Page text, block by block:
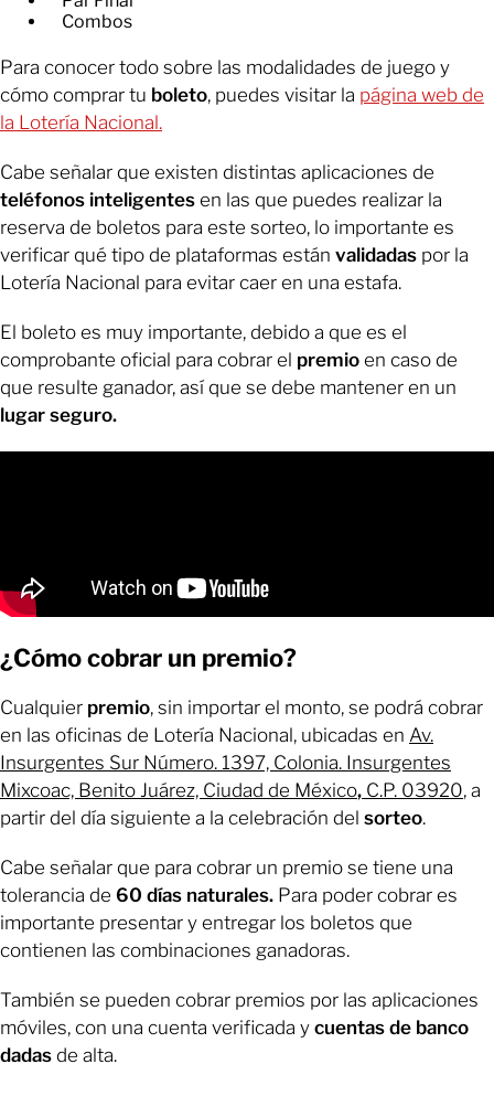
Combos
Para conocer todo sobre las modalidades de juego y
cómo comprar tu boleto, puedes visitar la página web de
la Lotería Nacional.
Cabe señalar que existen distintas aplicaciones de
teléfonos inteligentes en las que puedes realizar la
reserva de boletos para este sorteo, lo importante es
verificar qué tipo de plataformas están validadas por la
Lotería Nacional para evitar caer en una estafa.
El boleto es muy importante, debido a que es el
comprobante oficial para cobrar el premio en caso de
que resulte ganador, así que se debe mantener en un
lugar seguro.
¿Cómo cobrar un premio?
Cualquier premio, sin importar el monto, se podrá cobrar
en las oficinas de Lotería Nacional, ubicadas en Av.
Insurgentes Sur Número. 1397, Colonia. Insurgentes
Mixcoac, Benito Juárez, Ciudad de México, C.P. 03920, a
partir del día siguiente a la celebración del sorteo.
Cabe señalar que para cobrar un premio se tiene una
tolerancia de 60 días naturales. Para poder cobrar es
importante presentar y entregar los boletos que
contienen las combinaciones ganadoras.
También se pueden cobrar premios por las aplicaciones
móviles, con una cuenta verificada y cuentas de banco
dadas de alta.